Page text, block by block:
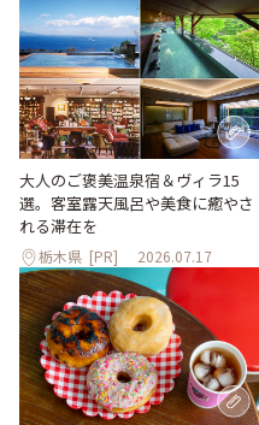
大人のご褒美温泉宿＆ヴィラ15
選。客室露天風呂や美食に癒やさ
れる滞在を
栃木県 [PR] 2026.07.17